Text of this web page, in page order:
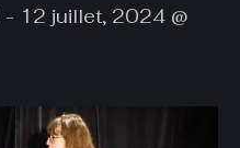
- 12 juillet, 2024 @